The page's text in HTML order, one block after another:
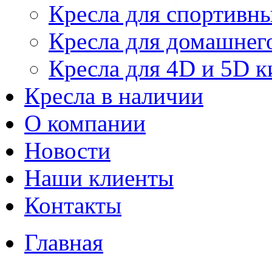
Кресла для
Кресла для
Кресла для 4D и 5D
Кресла в наличии
О компании
Новости
Наши клиенты
Контакты
Главная